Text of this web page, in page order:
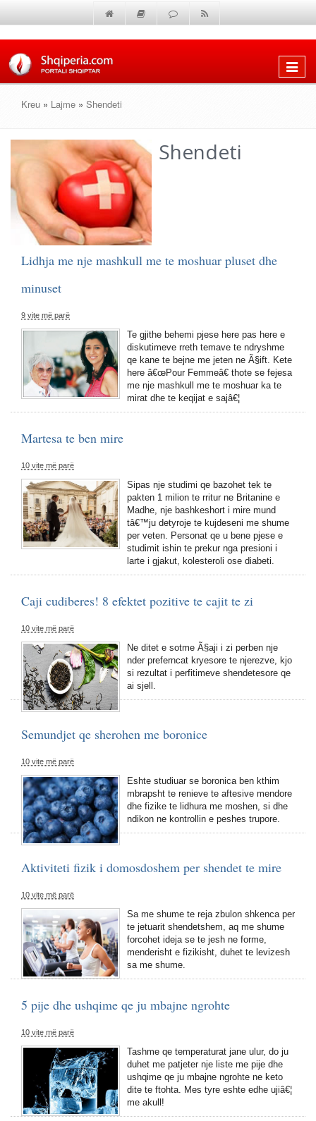
Shfaq
Kreu » Lajme » Shendeti
Shendeti
Lidhja me nje mashkull me te moshuar pluset dhe
minuset
9 vite më parë
Te gjithe behemi pjese here pas here e
diskutimeve rreth temave te ndryshme
qe kane te bejne me jeten ne Ã§ift. Kete
here â€œPour Femmeâ€ thote se fejesa
me nje mashkull me te moshuar ka te
mirat dhe te keqijat e sajâ€¦
Martesa te ben mire
10 vite më parë
Sipas nje studimi qe bazohet tek te
pakten 1 milion te rritur ne Britanine e
Madhe, nje bashkeshort i mire mund
tâ€™ju detyroje te kujdeseni me shume
per veten. Personat qe u bene pjese e
studimit ishin te prekur nga presioni i
larte i gjakut, kolesteroli ose diabeti.
Caji cudiberes! 8 efektet pozitive te cajit te zi
10 vite më parë
Ne ditet e sotme Ã§aji i zi perben nje
nder preferncat kryesore te njerezve, kjo
si rezultat i perfitimeve shendetesore qe
ai sjell.
Semundjet qe sherohen me boronice
10 vite më parë
Eshte studiuar se boronica ben kthim
mbrapsht te renieve te aftesive mendore
dhe fizike te lidhura me moshen, si dhe
ndikon ne kontrollin e peshes trupore.
Aktiviteti fizik i domosdoshem per shendet te mire
10 vite më parë
Sa me shume te reja zbulon shkenca per
te jetuarit shendetshem, aq me shume
forcohet ideja se te jesh ne forme,
menderisht e fizikisht, duhet te levizesh
sa me shume.
5 pije dhe ushqime qe ju mbajne ngrohte
10 vite më parë
Tashme qe temperaturat jane ulur, do ju
duhet me patjeter nje liste me pije dhe
ushqime qe ju mbajne ngrohte ne keto
dite te ftohta. Mes tyre eshte edhe ujiâ€¦
me akull!